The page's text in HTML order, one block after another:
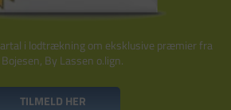
i lodtrækning om eksklusive præmier fra
By Lassen o.lign.
TILMELD HER